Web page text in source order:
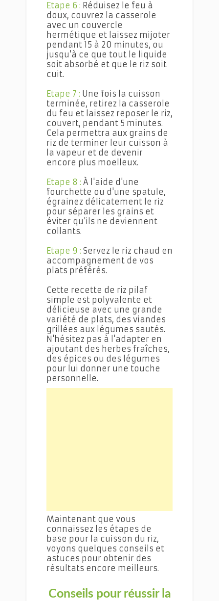
Etape 6 : Réduisez le feu à
doux, couvrez la casserole
avec un couvercle
hermétique et laissez mijoter
pendant 15 à 20 minutes, ou
jusqu'à ce que tout le liquide
soit absorbé et que le riz soit
cuit.
Etape 7 : Une fois la cuisson
terminée, retirez la casserole
du feu et laissez reposer le riz,
couvert, pendant 5 minutes.
Cela permettra aux grains de
riz de terminer leur cuisson à
la vapeur et de devenir
encore plus moelleux.
Etape 8 : À l'aide d'une
fourchette ou d'une spatule,
égrainez délicatement le riz
pour séparer les grains et
éviter qu'ils ne deviennent
collants.
Etape 9 : Servez le riz chaud en
accompagnement de vos
plats préférés.
Cette recette de riz pilaf
simple est polyvalente et
délicieuse avec une grande
variété de plats, des viandes
grillées aux légumes sautés.
N'hésitez pas à l'adapter en
ajoutant des herbes fraîches,
des épices ou des légumes
pour lui donner une touche
personnelle.
Maintenant que vous
connaissez les étapes de
base pour la cuisson du riz,
voyons quelques conseils et
astuces pour obtenir des
résultats encore meilleurs.
Conseils pour réussir la